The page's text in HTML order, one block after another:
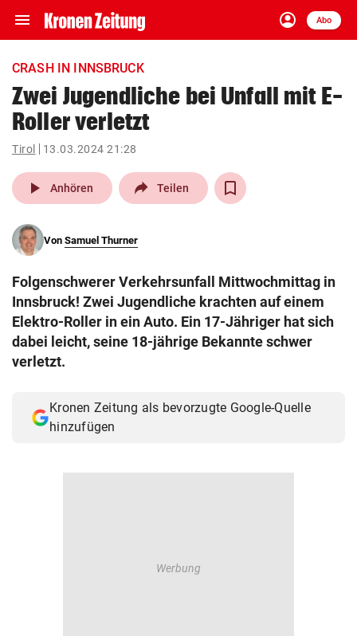
menu Navigation
ein-/ausklappen
account_circle
Anmelden
Abo
close Schließen
account_circle Anmelden
pin_drop
Wien arrow_right
search
eingeben
CRASH IN INNSBRUCK
Zwei Jugendliche bei Unfall mit E-
Roller verletzt
Tirol 13.03.2024 21:28
play_arrow Anhören Teilen
Von Samuel Thurner
Folgenschwerer Verkehrsunfall Mittwochmittag in
Innsbruck! Zwei Jugendliche krachten auf einem
Elektro-Roller in ein Auto. Ein 17-Jähriger hat sich
dabei leicht, seine 18-jährige Bekannte schwer
verletzt.
Kronen Zeitung als bevorzugte Google-Quelle
hinzufügen